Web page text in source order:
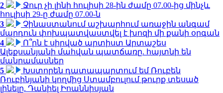
2
Ջուր չի լինի հուլիսի 28-ին ժամը 07.00-ից մինչև
հուլիսի 29-ը ժամը 07.00-ն
3
Չինաստանում աշխարհում առաջին անգամ
մարդուն փոխպատվաստվել է խոզի մի քանի օրգան
4
Ո՞րն է սիրված արտիստ Արտաշես
Ալեքսանյանի մահվան պատճառը. հայտնի են
մանրամասներ
5
Խստորեն դատապարտում եմ Ռուբեն
Ռուբինյանի կողմից Ստամբուլում թուրք տեսած
լինելը. Դանիել Իոաննիսյան